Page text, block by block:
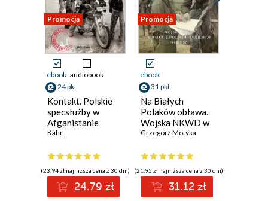
Promocja
ebook audiobook
24 pkt
Kontakt. Polskie
specsłużby w
Afganistanie
Kafir .
(23,94 zł najniższa cena z 30 dni)
24.79 zł
Promocja
ebook
31 pkt
Na Białych
Polaków obława.
Wojska NKWD w
walce z polskim
1953
Grzegorz Motyka
(21,95 zł najniższa cena z 30 dni)
31.12 zł